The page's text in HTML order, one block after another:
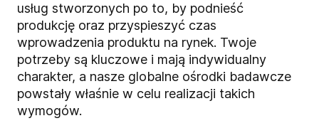
usług stworzonych po to, by podnieść
produkcję oraz przyspieszyć czas
wprowadzenia produktu na rynek. Twoje
potrzeby są kluczowe i mają indywidualny
charakter, a nasze globalne ośrodki badawcze
powstały właśnie w celu realizacji takich
wymogów.